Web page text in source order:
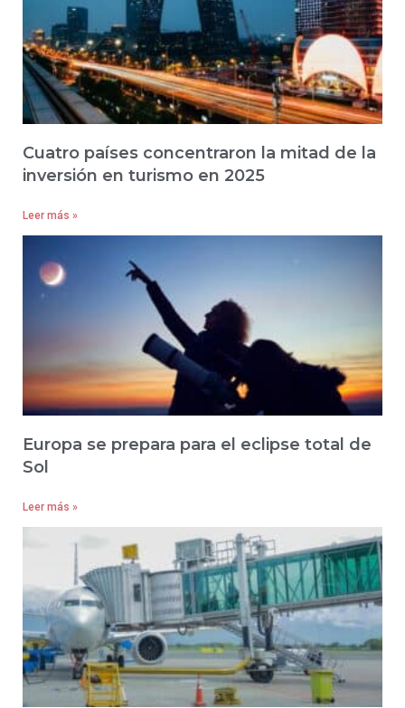
Cuatro países concentraron la mitad de la
inversión en turismo en 2025
Leer más »
Europa se prepara para el eclipse total de
Sol
Leer más »